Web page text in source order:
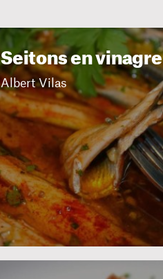
Seitons en vinagre
Albert Vilas